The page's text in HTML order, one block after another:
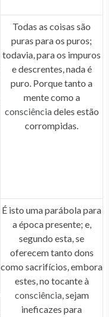
Todas as coisas são
puras para os puros;
todavia, para os impuros
e descrentes, nada é
puro. Porque tanto a
mente como a
consciênciadeles estão
corrompidas.
É isto uma parábola para
a época presente; e,
segundo esta, se
oferecem tanto dons
como sacrifícios, embora
estes, no tocante à
consciência, sejam
ineficazes para